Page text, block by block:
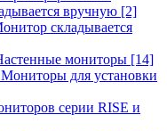
вручную [2]
складывается
мониторы [14]
для установки
серии RISE и